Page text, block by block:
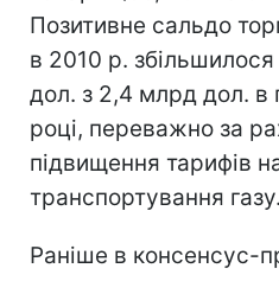
Позитивне сальдо
в 2010 р.
дол. з 2,4 млрд дол. в
році, переважно за
підвищення тарифів
транспортування газу.
Раніше в консенсус-